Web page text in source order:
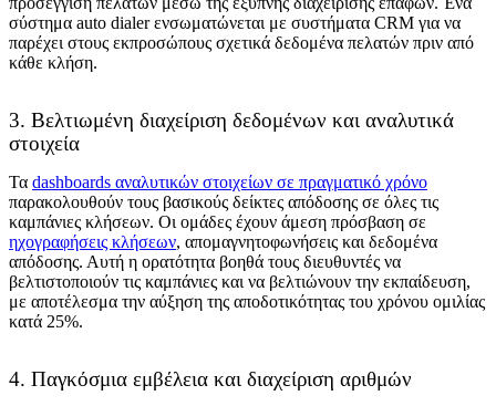
σύστημα auto dialer ενσωματώνεται με συστήματα CRM για να
παρέχει στους εκπροσώπους σχετικά δεδομένα πελατών πριν από
κάθε κλήση.
3. Βελτιωμένη διαχείριση δεδομένων και αναλυτικά
στοιχεία
Τα dashboards αναλυτικών στοιχείων σε πραγματικό χρόνο
παρακολουθούν τους βασικούς δείκτες απόδοσης σε όλες τις
καμπάνιες κλήσεων. Οι ομάδες έχουν άμεση πρόσβαση σε
ηχογραφήσεις κλήσεων, απομαγνητοφωνήσεις και δεδομένα
απόδοσης. Αυτή η ορατότητα βοηθά τους διευθυντές να
βελτιστοποιούν τις καμπάνιες και να βελτιώνουν την εκπαίδευση,
με αποτέλεσμα την αύξηση της αποδοτικότητας του χρόνου ομιλίας
κατά 25%.
4. Παγκόσμια εμβέλεια και διαχείριση αριθμών